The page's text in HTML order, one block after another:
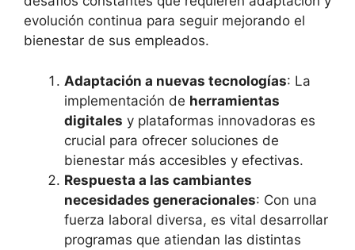
evolución continua para seguir mejorando el
bienestar de sus empleados.
Adaptación a nuevas tecnologías: La
implementación de herramientas
digitales y plataformas innovadoras es
crucial para ofrecer soluciones de
bienestar más accesibles y efectivas.
Respuesta a las cambiantes
necesidades generacionales: Con una
fuerza laboral diversa, es vital desarrollar
programas que atiendan las distintas